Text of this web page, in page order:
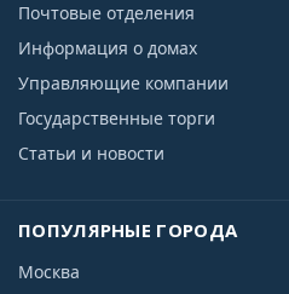
Почтовые отделения
Информация о домах
Управляющие компании
Государственные торги
Статьи и новости
ПОПУЛЯРНЫЕ ГОРОДА
Москва